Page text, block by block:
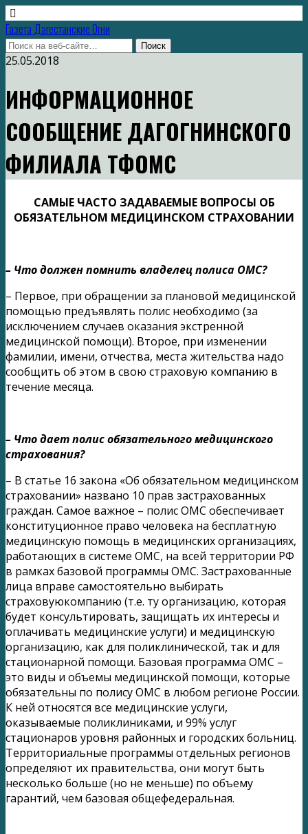
Газета Дагестанские Огни
25.05.2018
ИНФОРМАЦИОННОЕ
СООБЩЕНИЕ ДАГОГНИНСКОГО
ФИЛИАЛА ТФОМС
САМЫЕ ЧАСТО ЗАДАВАЕМЫЕ ВОПРОСЫ ОБ
ОБЯЗАТЕЛЬНОМ МЕДИЦИНСКОМ СТРАХОВАНИИ
– Что должен помнить владелец полиса ОМС?
– Первое, при обращении за плановой медицинской
помощью предъявлять полис необходимо (за
исключением случаев оказания экстренной
медицинской помощи). Второе, при изменении
фамилии, имени, отчества, места жительства надо
сообщить об этом в свою страховую компанию в
течение месяца.
– Что дает полис обязательного медицинского
страхования?
– В статье 16 закона «Об обязательном медицинском
страховании» названо 10 прав застрахованных
граждан. Самое важное – полис ОМС обеспечивает
конституционное право человека на бесплатную
медицинскую помощь в медицинских организациях,
работающих в системе ОМС, на всей территории РФ
в рамках базовой программы ОМС. Застрахованные
лица вправе самостоятельно выбирать
страховуюкомпанию (т.е. ту организацию, которая
будет консультировать, защищать их интересы и
оплачивать медицинские услуги) и медицинскую
организацию, как для поликлинической, так и для
стационарной помощи. Базовая программа ОМС –
это виды и объемы медицинской помощи, которые
обязательны по полису ОМС в любом регионе России.
К ней относятся все медицинские услуги,
оказываемые поликлиниками, и 99% услуг
стационаров уровня районных и городских больниц.
Территориальные программы отдельных регионов
определяют их правительства, они могут быть
несколько больше (но не меньше) по объему
гарантий, чем базовая общефедеральная.